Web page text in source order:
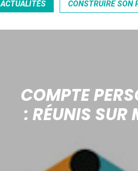
ACTUALITÉS CONSTRUIRE SON
COMPTE
: RÉUNIS SUR